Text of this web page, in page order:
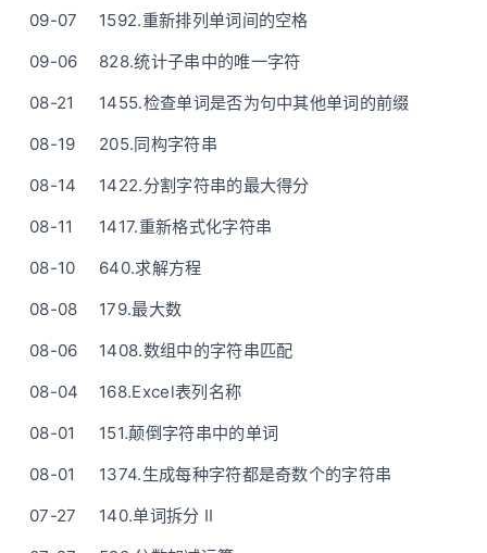
09-07
1592.重新排列单词间的空格
09-06
828.统计子串中的唯一字符
08-21
1455.检查单词是否为句中其他单词的前缀
08-19
205.同构字符串
08-14
1422.分割字符串的最大得分
08-11
1417.重新格式化字符串
08-10
640.求解方程
08-08
179.最大数
08-06
1408.数组中的字符串匹配
08-04
168.Excel表列名称
08-01
151.颠倒字符串中的单词
08-01
1374.生成每种字符都是奇数个的字符串
07-27
140.单词拆分 II